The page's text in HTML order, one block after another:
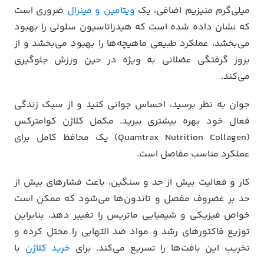
میلی‌گرم منیزیم اضافی، یک ویتامین و مینرال ضروری است
که نشان داده شده است که هیدراتاسیون سلولی را بهبود
می‌بخشد، عملکرد طبیعی ماهیچه‌ها را بهبود می‌بخشد و از
بروز گرفتگی عضلانی به ویژه در حین ورزش جلوگیری
می‌کند.
جوان به نظر برسید، احساس جوانی کنید و از سبک زندگی
فعال خود بهره بیشتری ببرید. مکمل کلاژن کوامترکس
(Quamtrax Nutrition Collagen) یک محافظ کامل برای
عملکرد مناسب مفاصل است.
کار و فعالیت بیش از حد و سنگین، باعث فشارهای بیش از
حد بر غضروف مفصل و تاندون‌ها می‌شود که ممکن است
خواص فیزیکی و شیمیایی ماتریس را تغییر دهد، بنابراین
توزیع فاکتورهای رشد و مواد ضد التهابی را مختل کرده و
تخریب این بافت‌ها را تسریع می‌کند. برای خرید کلاژن با